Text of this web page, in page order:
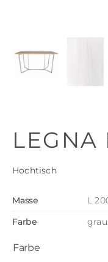
LEGNA
Hochtisch
Masse
L
Farbe
Farbe